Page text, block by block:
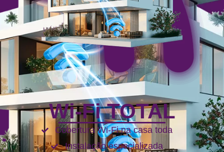
Wi-Fi TOTAL
Cobertura Wi-Fi na casa toda
Instalação especializada